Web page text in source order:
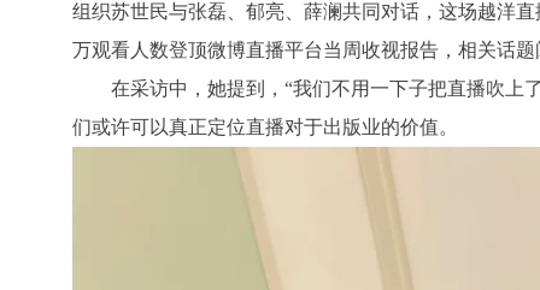
组织苏世民与张磊、郁亮、薛澜共同对话，这场越洋
万观看人数登顶微博直播平台当周收视报告，相关话
在采访中，她提到，“我们不用一下子把直播吹上
们或许可以真正定位直播对于出版业的价值。